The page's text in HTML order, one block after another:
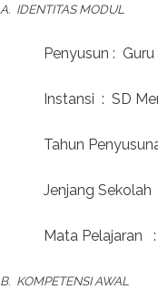
A. IDENTITAS MODUL
Penyusun :
Instansi : SD
Tahun
Jenjang
Mata Pelajaran
B. KOMPETENSI AWAL